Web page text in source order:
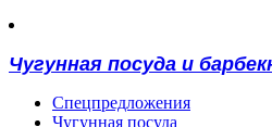
Чугунная посуда и
Спецпредложения
Чугунная посуда